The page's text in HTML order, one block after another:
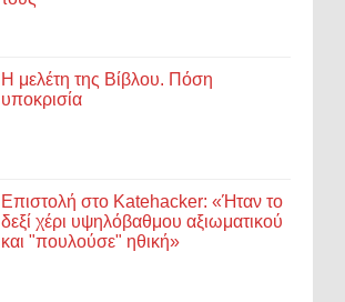
Η μελέτη της Βίβλου. Πόση
υποκρισία
Επιστολή στο Katehacker: «Ήταν το
δεξί χέρι υψηλόβαθμου αξιωματικού
και "πουλούσε" ηθική»